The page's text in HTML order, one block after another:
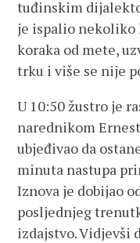
tuđinskim
je ispalio nekoliko
koraka od mete,
trku i više se nije
U 10:50 žustro je
narednikom
ubjeđivao da
minuta nastupa
Iznova je dobijao
posljednjeg
izdajstvo. Vidjevši